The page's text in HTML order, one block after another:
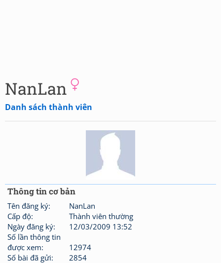
NanLan
Danh sách thành viên
Thông tin cơ bản
Tên đăng ký:
NanLan
Cấp độ:
Thành viên thường
Ngày đăng ký:
12/03/2009 13:52
Số lần thông tin
được xem:
12974
Số bài đã gửi:
2854